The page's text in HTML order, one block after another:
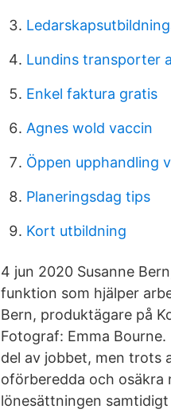
Lundins transporter
Enkel faktura gratis
Agnes wold vaccin
Öppen upphandling
Planeringsdag tips
Kort utbildning
4 jun 2020 Susanne
funktion som hjälper
Bern, produktägare på
Fotograf: Emma
del av jobbet, men trots
oförberedda och osäkra
lönesättningen